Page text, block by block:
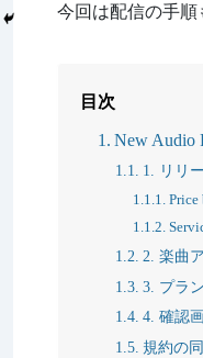
今回は配信の手順
目次
New Audio
1. リリ
Price
2. 楽曲
3. プラ
4. 確認
規約の